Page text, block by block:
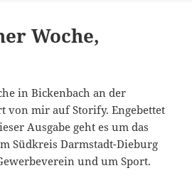
Woche,
in Bickenbach an der
von mir auf Storify. Engebettet
Ausgabe geht es um das
Südkreis Darmstadt-Dieburg
und um Sport.